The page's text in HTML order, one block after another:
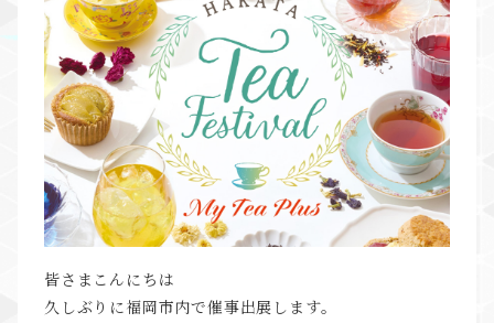
皆さまこんにちは
久しぶりに福岡市内で催事出展します。